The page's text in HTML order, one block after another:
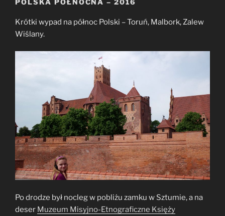
POLSKA PÓŁNOCNA – 2016
Krótki wypad na północ Polski – Toruń, Malbork, Zalew
Wiślany.
Po drodze był nocleg w pobliżu zamku w Sztumie, a na
deser Muzeum Misyjno-Etnograficzne Księży